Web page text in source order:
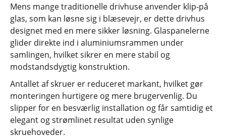
Mens mange traditionelle drivhuse anvender klip-på
glas, som kan løsne sig i blæsevejr, er dette drivhus
designet med en mere sikker løsning. Glaspanelerne
glider direkte ind i aluminiumsrammen under
samlingen, hvilket sikrer en mere stabil og
modstandsdygtig konstruktion.
Antallet af skruer er reduceret markant, hvilket gør
monteringen hurtigere og mere brugervenlig. Du
slipper for en besværlig installation og får samtidig et
elegant og strømlinet resultat uden synlige
skruehoveder.